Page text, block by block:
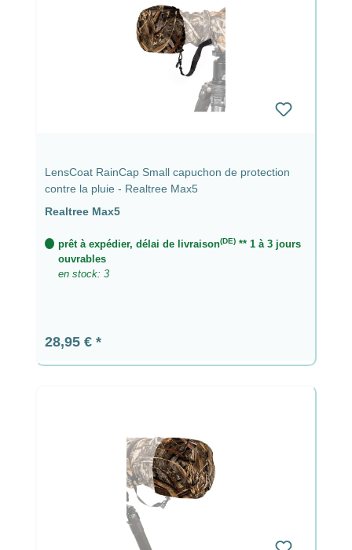
LensCoat RainCap Small capuchon de protection
contre la pluie - Realtree Max5
Realtree Max5
prêt à expédier, délai de livraison(DE)** 1 à 3 jours
ouvrables
en stock: 3
Prix régulier :
28,95 €